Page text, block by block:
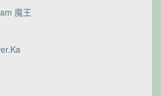
魔王